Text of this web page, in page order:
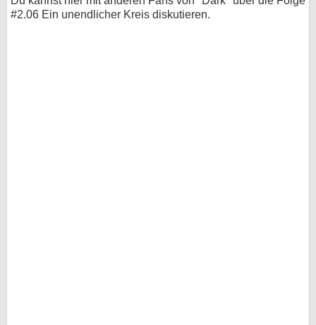
#2.06 Ein unendlicher Kreis diskutieren.